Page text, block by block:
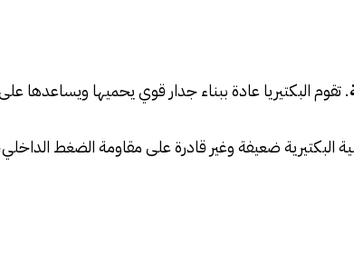
. تقوم البكتيريا عادة ببناء جدار قوي يحميها ويساعدها
البكتيرية ضعيفة وغير قادرة على مقاومة الضغط